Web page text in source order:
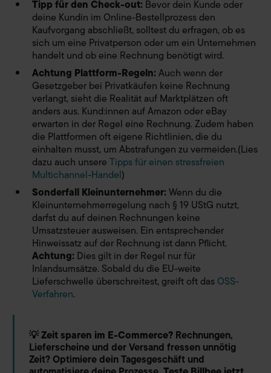
Tipp für den Check-out: Bevor dein Kunde oder
deine Kundin im Online-Bestellprozess den
Kaufvorgang abschließt, solltest du erfragen, ob es
sich um eine Privatperson oder um ein Unternehmen
handelt und ob eine Rechnung benötigt wird.
Achtung Plattform-Regeln:Auch wenn der
Gesetzgeber bei Privatkäufen keine Rechnung
verlangt, sieht die Realität auf Marktplätzen oft
anders aus. Kund:innen auf Amazon oder eBay
erwarten in der Regel eine Rechnung. Zudem haben
die Plattformen oft eigene Richtlinien, die du
einhalten musst, um Abstrafungen zu vermeiden.(Lies
dazu auch unsereTipps für einen stressfreien
Multichannel-Handel)
Sonderfall Kleinunternehmer:Wenn du die
Kleinunternehmerregelung nach § 19 UStG nutzt,
darfst du auf deinen Rechnungen keine
Umsatzsteuer ausweisen. Ein entsprechender
Hinweissatz auf der Rechnung ist dann Pflicht.
Achtung: Dies gilt in der Regel nur für
Inlandsumsätze. Sobald du die EU-weite
Lieferschwelle überschreitest, greift oft dasOSS-
Verfahren.
💡Zeit sparen im E-Commerce?Rechnungen,
Lieferscheine und der Versand fressen unnötig
Zeit? Optimiere dein Tagesgeschäft und